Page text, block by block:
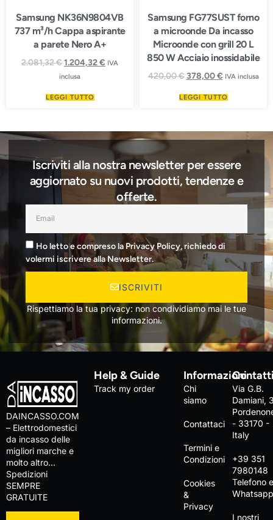
Samsung NK36N9804VB
737 m³/h Cappa aspirante
a parete Nero A+
2.081,32€1.204,32€ IVA
inclusa
LEGGI TUTTO
Samsung FG77SUST forno
a microonde Da incasso
Microonde con grill 20 L
850 W Acciaio inossidabile
420,00€ 378,00€ IVA inclusa
LEGGI TUTTO
Iscriviti alla nostra newsletter per essere
aggiornato su nuovi prodotti, tendenze e
offerte.
Ho letto e compreso la Privacy Policy, richiedo di
volermi iscrivere alla Newsletter.
ISCRIVITI
Rispettiamo la tua privacy: non condividiamo mai le tue
informazioni.
DAINCASSO.COM
– Elettrodomestici
da incasso delle
migliori marche e
molto altro…
Spedizioni
SEMPRE
GRATUITE
Help & Guide
Track my order
Informazioni
Chi
siamo
Contattaci
Termini e
Condizioni
Cookies
&
Privacy
Via G.B.
Damiani,
- 33170 -
Italy
+39 351
7980148
Telefono
I nostri